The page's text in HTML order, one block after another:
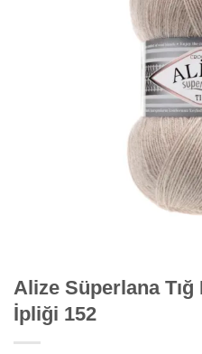
Alize Süperlana
İpliği 152